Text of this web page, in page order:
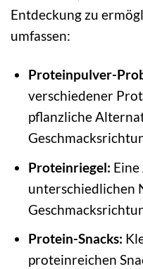
Entdeckung zu
umfassen:
Proteinpulver-
verschiedener
pflanzliche
Proteinriegel:
unterschiedlichen
Protein-Snacks:
proteinreichen